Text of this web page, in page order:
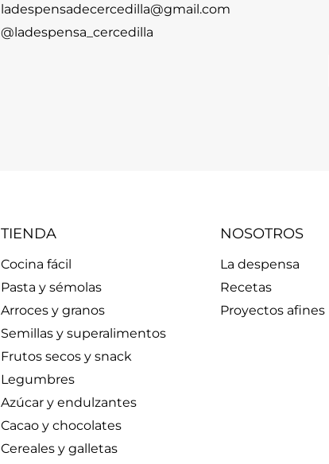
ladespensadecercedilla@gmail.com
@ladespensa_cercedilla
TIENDA
Cocina fácil
Pasta y sémolas
Arroces y granos
Semillas y superalimentos
Frutos secos y snack
Legumbres
Azúcar y endulzantes
Cacao y chocolates
Cereales y galletas
NOSOTROS
La despensa
Recetas
Proyectos afines